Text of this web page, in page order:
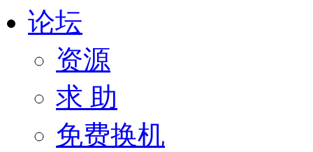
论坛
资源
求 助
免费换机